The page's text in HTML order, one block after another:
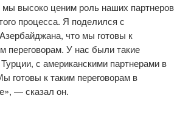
мы высоко ценим роль наших партнеров
процесса. Я поделился с
что мы готовы к
переговорам. У нас были такие
с американскими партнерами в
готовы к таким переговорам в
— сказал он.